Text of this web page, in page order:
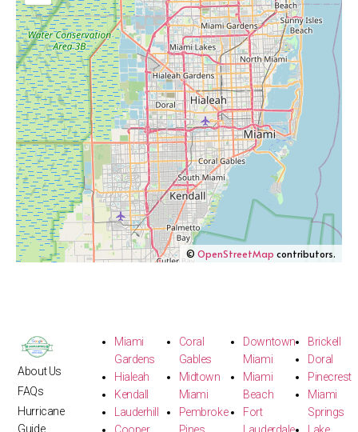
© OpenStreetMap contributors.
About Us
FAQs
Hurricane
Guide
Miami
Gardens
Hialeah
Kendall
Lauderhill
Cooper
Coral
Gables
Midtown
Miami
Pembroke
Pines
Downtown
Miami
Miami
Beach
Fort
Lauderdale
Brickell
Doral
Pinecrest
Miami
Springs
Lake